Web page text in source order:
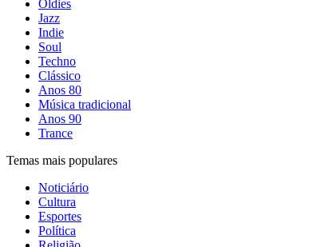
Oldies
Jazz
Indie
Soul
Techno
Clássico
Anos 80
Música tradicional
Anos 90
Trance
Temas mais populares
Noticiário
Cultura
Esportes
Política